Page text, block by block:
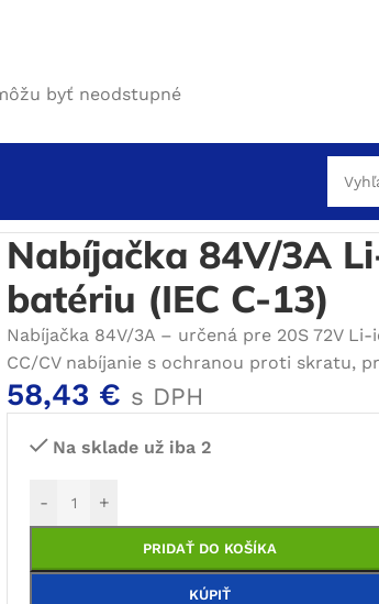
byť neodstupné
84V/3A Li-ion pre 20S 72V batériu (IEC C-
Nabíjačka 84V/3A
batériu (IEC C-13)
Nabíjačka 84V/3A – určená pre 20S 72V
CC/CV nabíjanie s ochranou proti skratu,
58,43 € s DPH
Na sklade už iba 2
- +
PRIDAŤ DO KOŠÍKA
KÚPIŤ